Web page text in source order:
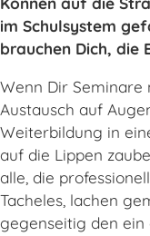
im Schulsystem
brauchen Dich, die
Wenn Dir Seminare
Austausch auf
Weiterbildung in
auf die Lippen
alle, die
Tacheles, lachen
gegenseitig den ein